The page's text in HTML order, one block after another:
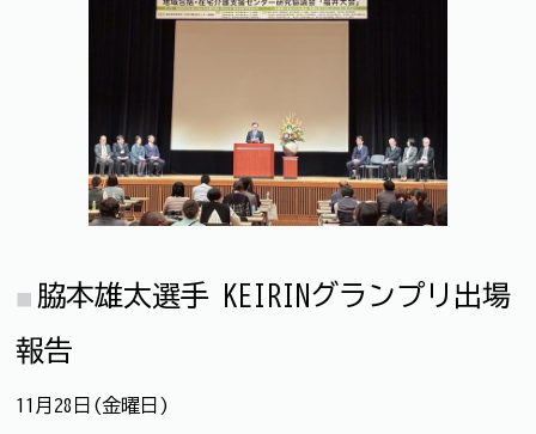
脇本雄太選手 KEIRINグランプリ出場
報告
11月28日(金曜日)